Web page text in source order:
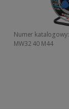
Numer katalogowy:
MW32 40 M44